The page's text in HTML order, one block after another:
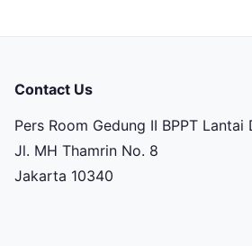
Contact Us
Pers Room Gedung II BPPT Lantai
Jl. MH Thamrin No. 8
Jakarta 10340